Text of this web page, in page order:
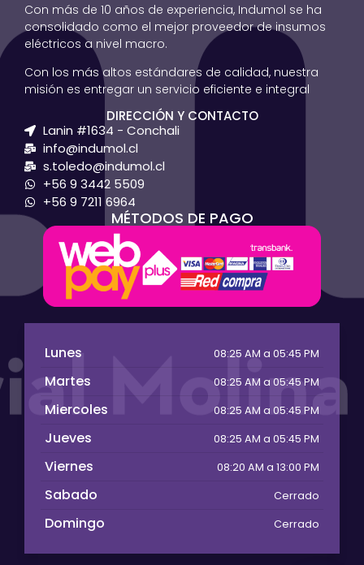
Con más de 10 años de experiencia, Indumol se ha
consolidado como el mejor proveedor de insumos
eléctricos a nivel macro.
Con los más altos estándares de calidad, nuestra
misión es entregar un servicio eficiente e integral
DIRECCIÓN Y CONTACTO
Lanin #1634 - Conchali
info@indumol.cl
s.toledo@indumol.cl
+56 9 3442 5509
+56 9 7211 6964
MÉTODOS DE PAGO
Lunes 08:25 AM a 05:45 PM
Martes 08:25 AM a 05:45 PM
Miercoles 08:25 AM a 05:45 PM
Jueves 08:25 AM a 05:45 PM
Viernes 08:20 AM a 13:00 PM
Sabado Cerrado
Domingo Cerrado